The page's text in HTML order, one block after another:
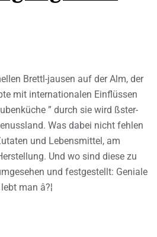
Brettl-jausen auf der Alm, der
mit internationalen Einflüssen
” durch sie wird ßster-
Was dabei nicht fehlen
und Lebensmittel, am
Und wo sind diese zu
und festgestellt: Geniale
man â?¦